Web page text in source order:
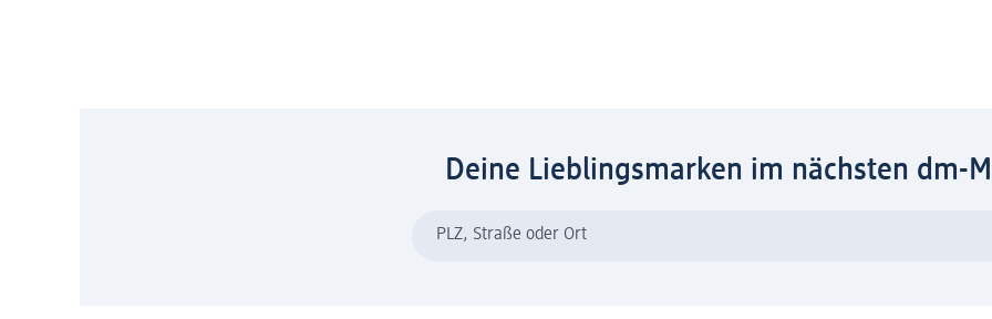
Deine Lieblingsmarken im nächsten dm-
PLZ, Straße oder Ort